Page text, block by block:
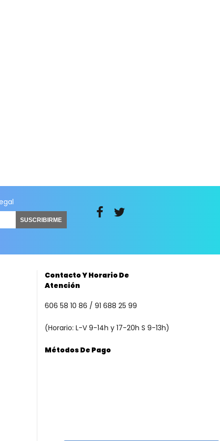
SUSCRIBIRME
Contacto Y Horario De
Atención
606 58 10 86 / 91 688 25 99
(Horario: L-V 9-14h y 17-20h S 9-13h)
Métodos De Pago